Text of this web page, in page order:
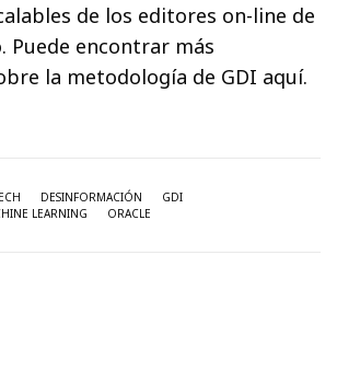
de los editores on-line de
Puede encontrar más
la metodología de GDI aquí.
DESINFORMACIÓN
GDI
LEARNING
ORACLE